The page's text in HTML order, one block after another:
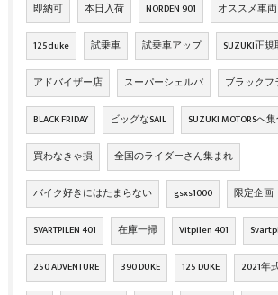
即納可 本日入荷 NORDEN 901 オススメ車両
125duke 試乗車 試乗車アップ SUZUKI正
アドバイザー店 スーパーシェルパ ブラックフ
BLACK FRIDAY ビッグなSAIL SUZUKI MOTORSへ
買わなきゃ損 全国のライダーさん集まれ
バイク好きにはたまらない gsxs1000 限定企画
SVARTPILEN 401 在庫一掃 Vitpilen 401
250 ADVENTURE 390 DUKE 125 DUKE 2021年